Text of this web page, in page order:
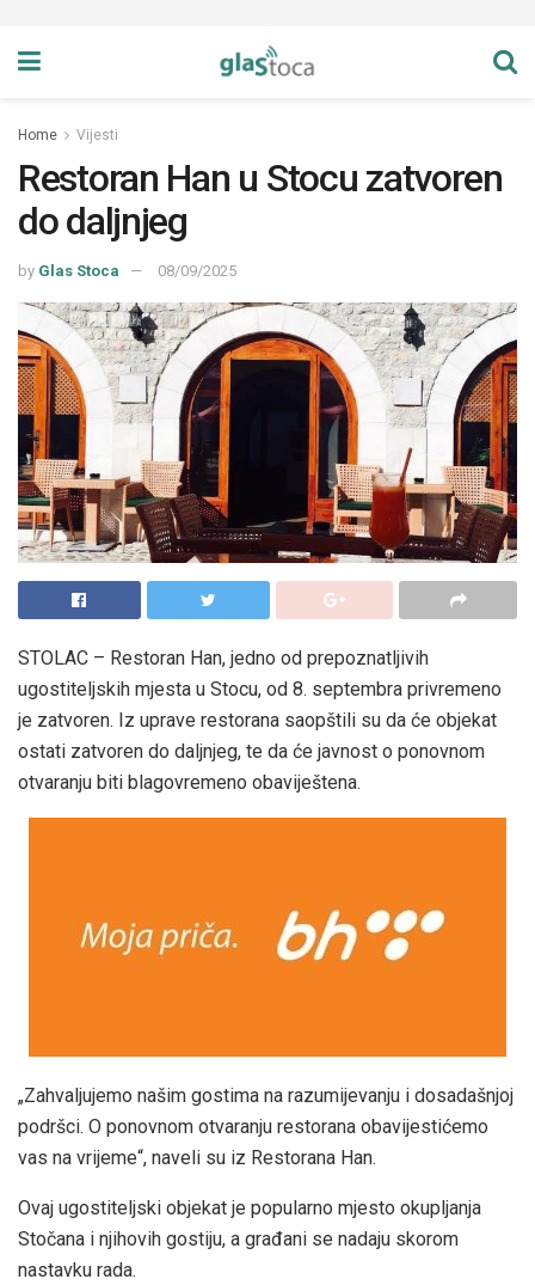
Home Vijesti
Restoran Han u Stocu zatvoren
do daljnjeg
by Glas Stoca 08/09/2025
STOLAC – Restoran Han, jedno od prepoznatljivih
ugostiteljskih mjesta u Stocu, od 8. septembra privremeno
je zatvoren. Iz uprave restorana saopštili su da će objekat
ostati zatvoren do daljnjeg, te da će javnost o ponovnom
otvaranju biti blagovremeno obaviještena.
„Zahvaljujemo našim gostima na razumijevanju i dosadašnjoj
podršci. O ponovnom otvaranju restorana obavijestićemo
vas na vrijeme“, naveli su iz Restorana Han.
Ovaj ugostiteljski objekat je popularno mjesto okupljanja
Stočana i njihovih gostiju, a građani se nadaju skorom
nastavku rada.